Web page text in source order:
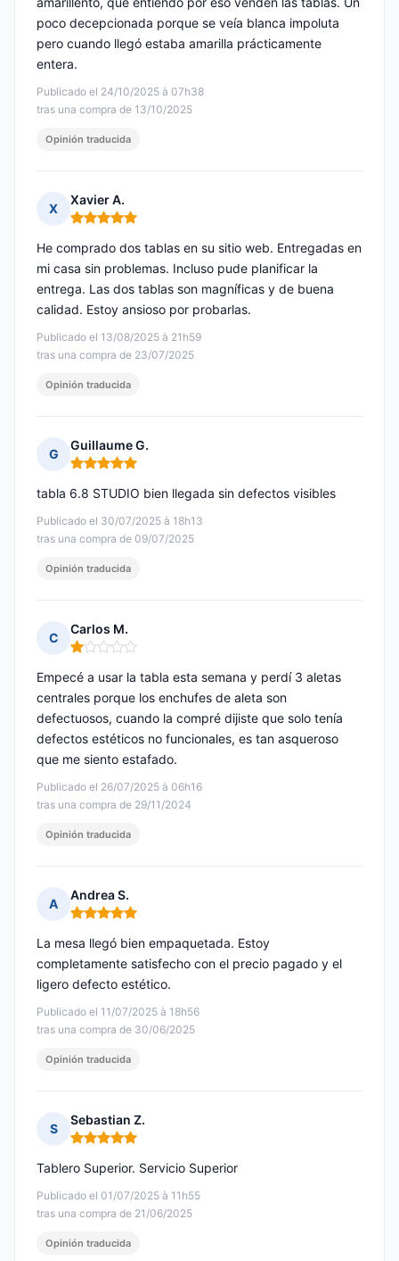
Publicado el 24/10/2025 à 07h38
tras una compra de 13/10/2025
poco decepcionada porque se veía blanca impoluta
pero cuando llegó estaba amarilla prácticamente
entera.
Opinión traducida
X
Xavier A.
Nota: 5 de 5
Publicado el 13/08/2025 à 21h59
tras una compra de 23/07/2025
He comprado dos tablas en su sitio web. Entregadas en
mi casa sin problemas. Incluso pude planificar la
entrega. Las dos tablas son magníficas y de buena
calidad. Estoy ansioso por probarlas.
Opinión traducida
G
Guillaume G.
Nota: 5 de 5
Publicado el 30/07/2025 à 18h13
tras una compra de 09/07/2025
tabla 6.8 STUDIO bien llegada sin defectos visibles
Opinión traducida
C
Carlos M.
Nota: 1 de 5
Publicado el 26/07/2025 à 06h16
tras una compra de 29/11/2024
Empecé a usar la tabla esta semana y perdí 3 aletas
centrales porque los enchufes de aleta son
defectuosos, cuando la compré dijiste que solo tenía
defectos estéticos no funcionales, es tan asqueroso
que me siento estafado.
Opinión traducida
A
Andrea S.
Nota: 5 de 5
Publicado el 11/07/2025 à 18h56
tras una compra de 30/06/2025
La mesa llegó bien empaquetada. Estoy
completamente satisfecho con el precio pagado y el
ligero defecto estético.
Opinión traducida
S
Sebastian Z.
Nota: 5 de 5
Publicado el 01/07/2025 à 11h55
tras una compra de 21/06/2025
Tablero Superior. Servicio Superior
Opinión traducida